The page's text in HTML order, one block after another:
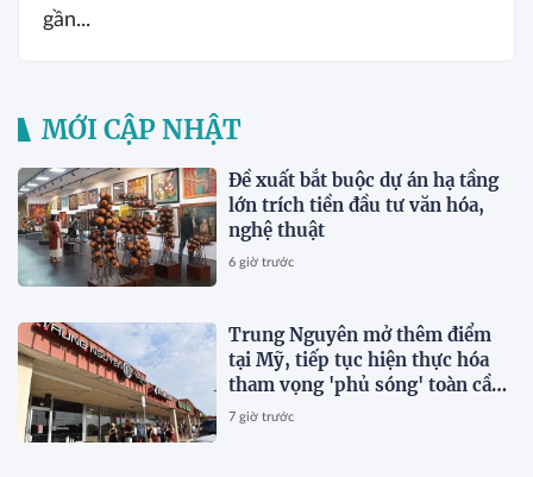
gần...
MỚI CẬP NHẬT
Đề xuất bắt buộc dự án hạ tầng
lớn trích tiền đầu tư văn hóa,
nghệ thuật
6 giờ trước
Trung Nguyên mở thêm điểm
tại Mỹ, tiếp tục hiện thực hóa
tham vọng 'phủ sóng' toàn cầu
của ông Đặng Lê Nguyên Vũ
7 giờ trước